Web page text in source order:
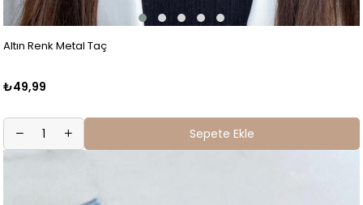
Altın Renk Metal Taç
₺49,99
Sepete Ekle